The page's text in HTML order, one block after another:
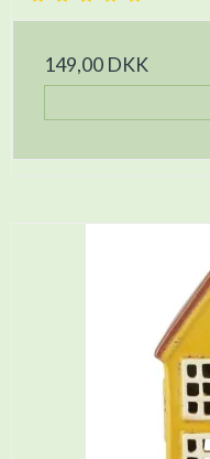
149,00 DKK